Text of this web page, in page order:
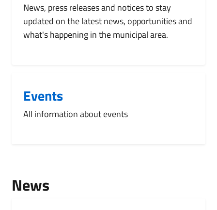
News, press releases and notices to stay
updated on the latest news, opportunities and
what's happening in the municipal area.
Events
All information about events
News